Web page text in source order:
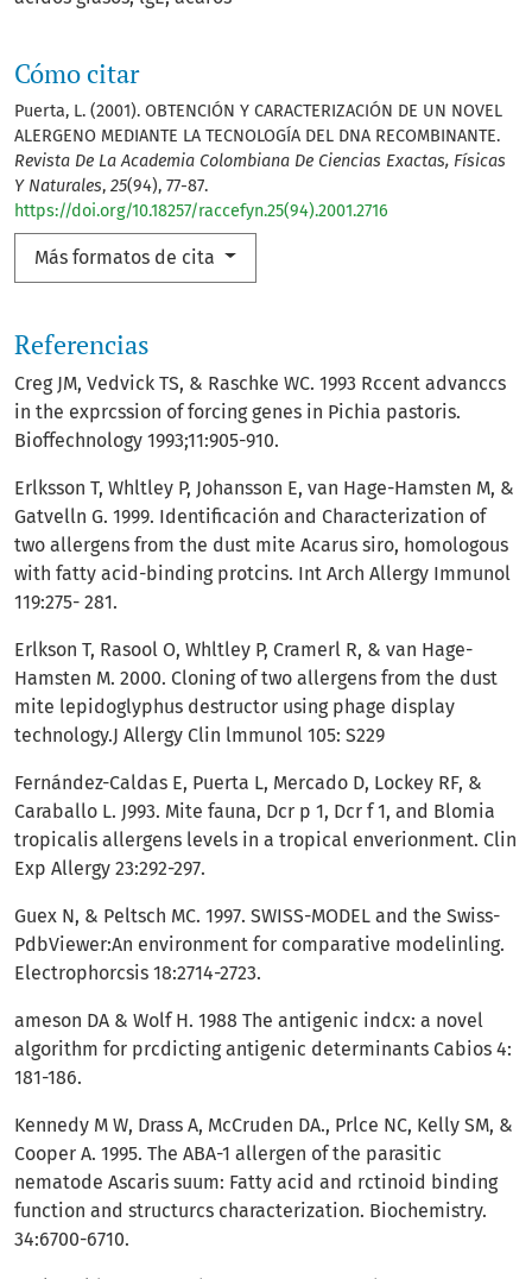
Cómo citar
Puerta, L. (2001). OBTENCIÓN Y CARACTERIZACIÓN DE UN NOVEL
ALERGENO MEDIANTE LA TECNOLOGÍA DEL DNA RECOMBINANTE.
Revista De La Academia Colombiana De Ciencias Exactas, Físicas
Y Naturales, 25(94), 77-87.
https://doi.org/10.18257/raccefyn.25(94).2001.2716
Más formatos de cita
Referencias
Creg JM, Vedvick TS, & Raschke WC. 1993 Rccent advanccs
in the exprcssion of forcing genes in Pichia pastoris.
Bioffechnology 1993;11:905-910.
Erlksson T, Whltley P, Johansson E, van Hage-Hamsten M, &
Gatvelln G. 1999. Identificación and Characterization of
two allergens from the dust mite Acarus siro, homologous
with fatty acid-binding protcins. Int Arch Allergy Immunol
119:275- 281.
Erlkson T, Rasool O, Whltley P, Cramerl R, & van Hage-
Hamsten M. 2000. Cloning of two allergens from the dust
mite lepidoglyphus destructor using phage display
technology.J Allergy Clin lmmunol 105: S229
Fernández-Caldas E, Puerta L, Mercado D, Lockey RF, &
Caraballo L. J993. Mite fauna, Dcr p 1, Dcr f 1, and Blomia
tropicalis allergens levels in a tropical enverionment. Clin
Exp Allergy 23:292-297.
Guex N, & Peltsch MC. 1997. SWISS-MODEL and the Swiss­
PdbViewer:An environment for comparative modelinling.
Electrophorcsis 18:2714-2723.
ameson DA & Wolf H. 1988 The antigenic indcx: a novel
algorithm for prcdicting antigenic determinants Cabios 4:
181-186.
Kennedy M W, Drass A, McCruden DA., Prlce NC, Kelly SM, &
Cooper A. 1995. The ABA-1 allergen of the parasitic
nematode Ascaris suum: Fatty acid and rctinoid binding
function and structurcs characterization. Biochemistry.
34:6700-6710.